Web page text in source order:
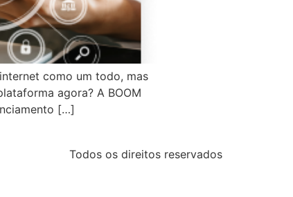
como um todo, mas
agora? A BOOM
[…]
Todos os direitos reservados